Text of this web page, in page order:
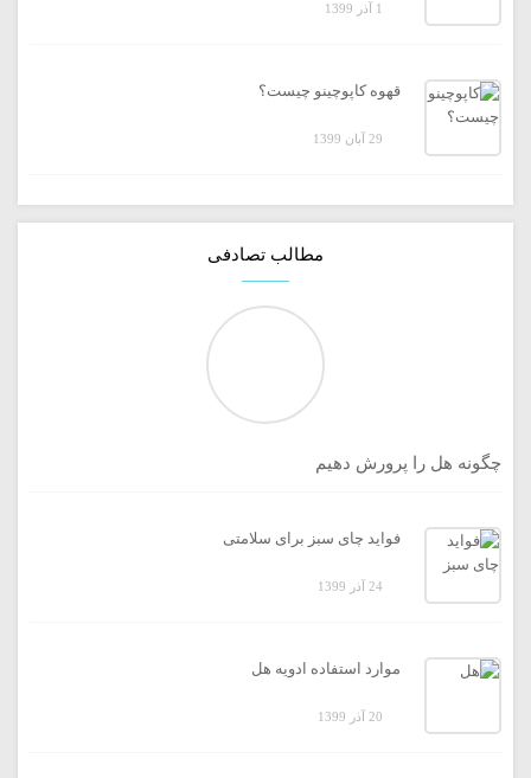
1 آذر 1399
قهوه کاپوچینو چیست؟
29 آبان 1399
مطالب تصادفی
چگونه هل را پرورش دهیم
فواید چای سبز برای سلامتی
24 آذر 1399
موارد استفاده ادویه هل
20 آذر 1399